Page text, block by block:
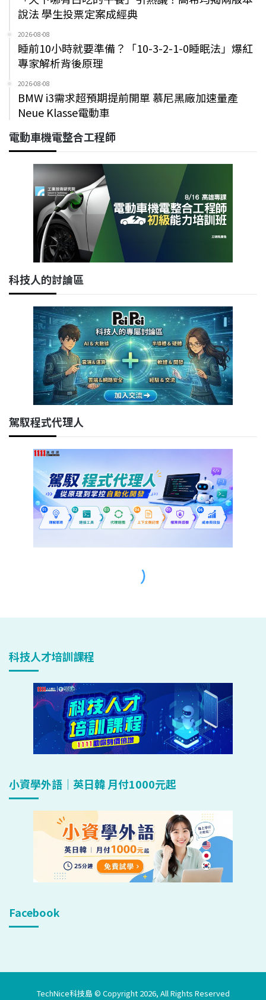
科技人才培訓課程
小資學外語｜英日韓 月付1000元起
Facebook
TechNice科技島 © Copyright 2026, All Rights Reserved